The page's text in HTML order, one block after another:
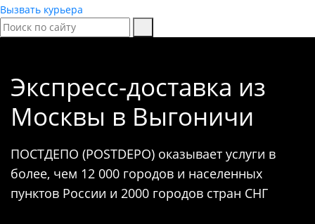
Вызвать курьера
Экспресс-доставка из
Москвы в Выгоничи
ПОСТДЕПО (POSTDEPO) оказывает услуги в
более, чем 12 000 городов и населенных
пунктов России и 2000 городов стран СНГ